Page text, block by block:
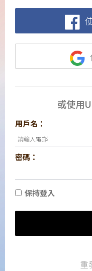
或使用
用戶名：
密碼：
保持登入
重